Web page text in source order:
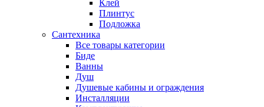
Клей
Плинтус
Подложка
Сантехника
Все товары категории
Биде
Ванны
Душ
Душевые кабины и ограждения
Инсталляции